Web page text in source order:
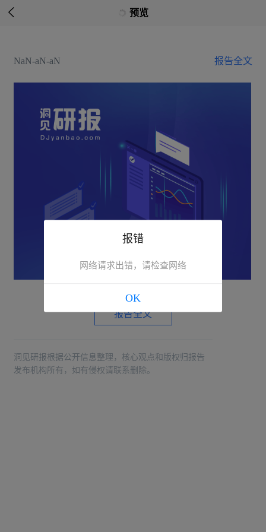
 预览
NaN-aN-aN 报告全文
报告全文
洞见研报根据公开信息整理，核心观点和版权归报告
发布机构所有，如有侵权请联系删除。
报错
网络请求出错，请检查网络
OK